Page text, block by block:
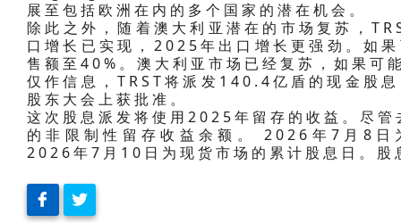
展至包括欧洲在内的多个国家的潜在机会。
除此之外，随着澳大利亚潜在的市场复苏，
口增长已实现，2025年出口增长更强劲。如
售额至40%。澳大利亚市场已经复苏，如果可
仅作信息，TRST将派发140.4亿盾的现金股
股东大会上获批准。
这次股息派发将使用2025年留存的收益。尽
的非限制性留存收益余额。 2026年7月8日
2026年7月10日为现货市场的累计股息日。